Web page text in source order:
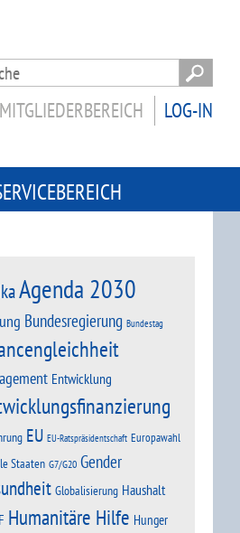
LOG-IN
MITGLIEDERBEREICH
Agenda 2030
Bundesregierung Bundestag
Entwicklung
EU EU-Ratspräsidentschaft Europawahl
Staaten G7/G20 Gender
Globalisierung Haushalt
Humanitäre Hilfe Hunger